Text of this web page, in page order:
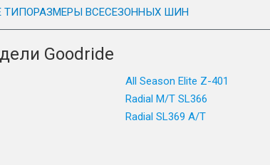
ТИПОРАЗМЕРЫ ВСЕСЕЗОННЫХ ШИН
Goodride
All Season Elite Z-401
Radial M/T SL366
Radial SL369 A/T